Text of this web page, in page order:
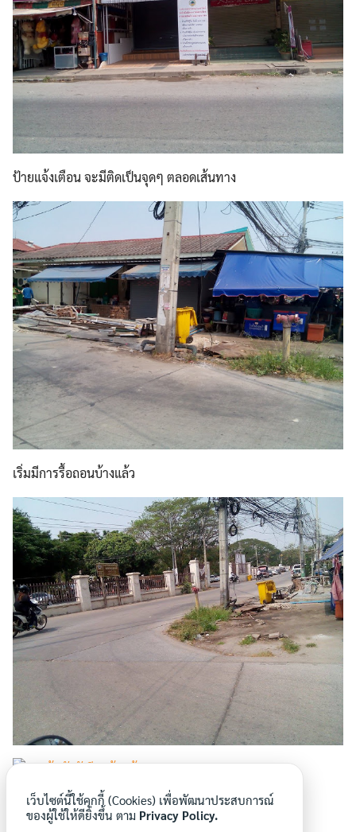
for:
Search
ป้ายแจ้งเตือน จะมีติดเป็นจุดๆ ตลอดเส้นทาง
เริ่มมีการรื้อถอนบ้างแล้ว
เว็บไซต์นี้ใช้คุกกี้ (Cookies) เพื่อพัฒนาประสบการณ์
ของผู้ใช้ให้ดียิ่งขึ้น ตาม Privacy Policy.